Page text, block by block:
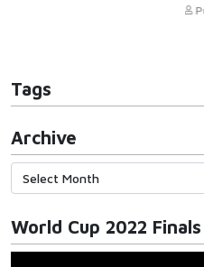
23 July,
Tags
Archive
World Cup 2022 Finals